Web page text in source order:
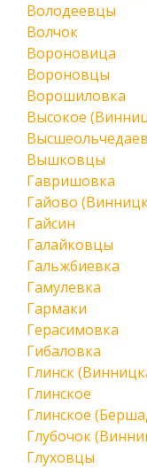
Володеевцы
Волчок
Вороновица
Вороновцы
Ворошиловка
Высокое
Высшеольчедаев
Вышковцы
Гавришовка
Гайово
Гайсин
Галайковцы
Гальжбиевка
Гамулевка
Гармаки
Герасимовка
Гибаловка
Глинск
Глинское
Глинское
Глубочок
Глуховцы